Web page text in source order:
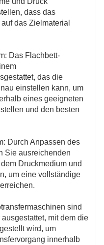
dass das
das Zielmaterial
Das Flachbett-
das die
einstellen kann, um
eines geeigneten
und den besten
Durch Anpassen des
Sie ausreichenden
Druckmedium und
um eine vollständige
sind
mit dem die
wird, um
innerhalb